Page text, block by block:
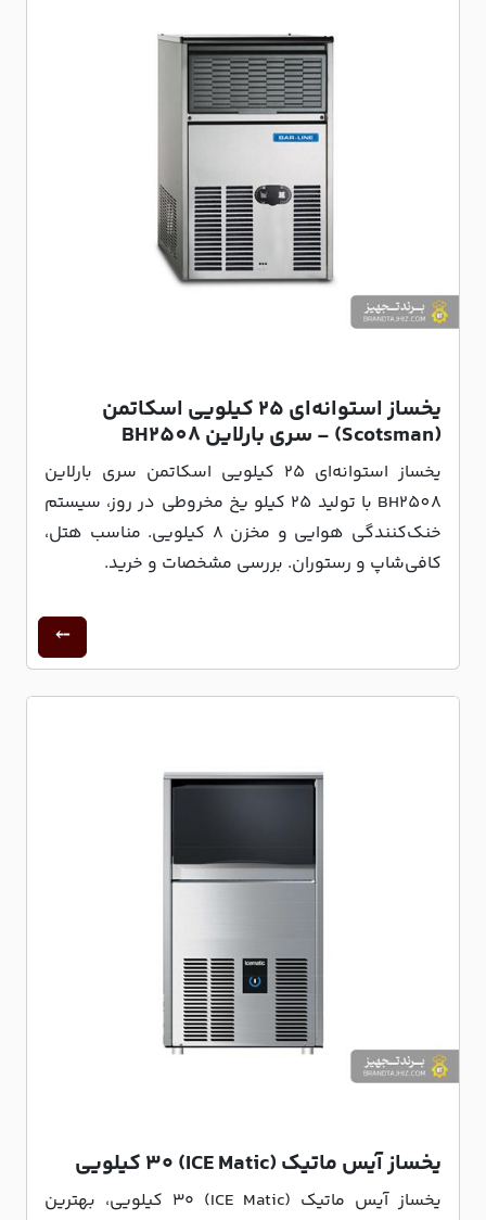
یخساز استوانه‌ای ۲۵ کیلویی اسکاتمن
(Scotsman) - سری بارلاین BH2508
یخساز استوانه‌ای ۲۵ کیلویی اسکاتمن سری بارلاین
BH2508 با تولید 25 کیلو یخ مخروطی در روز، سیستم
خنک‌کنندگی هوایی و مخزن 8 کیلویی. مناسب هتل،
کافی‌شاپ و رستوران. بررسی مشخصات و خرید.
یخساز آیس ماتیک (ICE Matic) ۳۰ کیلویی
یخساز آیس ماتیک (ICE Matic) ۳۰ کیلویی، بهترین